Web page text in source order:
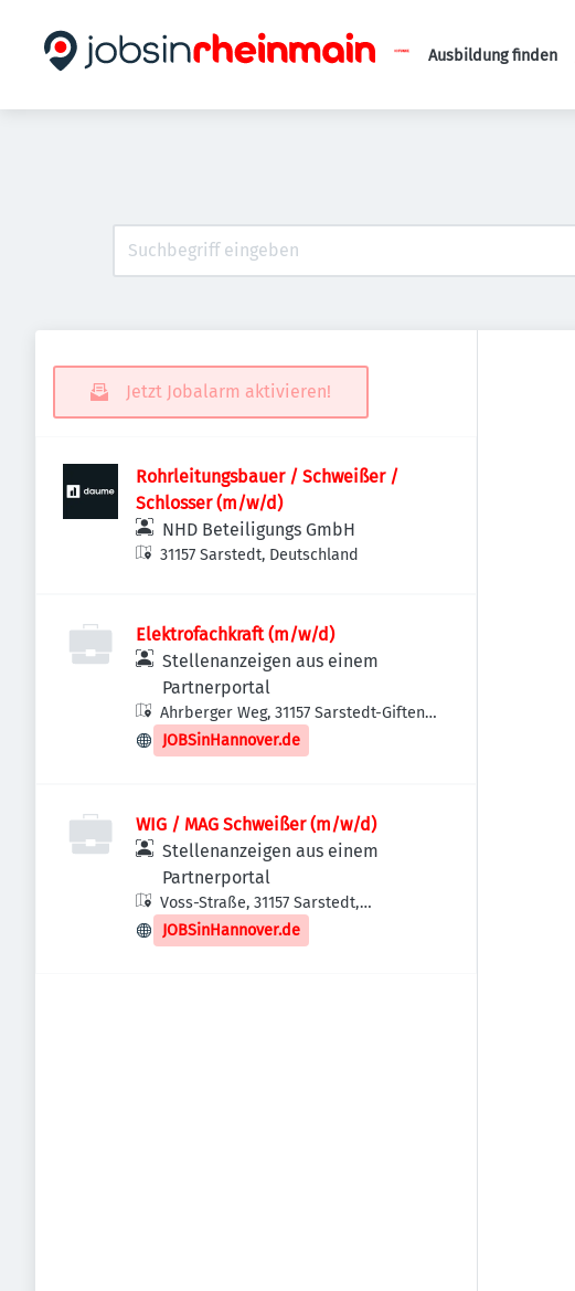
Ausbildung finden
Jetzt Jobalarm aktivieren!
Rohrleitungsbauer / Schweißer /
Schlosser (m/w/d)
NHD Beteiligungs GmbH
31157 Sarstedt, Deutschland
Elektrofachkraft (m/w/d)
Stellenanzeigen aus einem
Partnerportal
Ahrberger Weg, 31157 Sarstedt-Giften,
Deutschland
JOBSinHannover.de
WIG / MAG Schweißer (m/w/d)
Stellenanzeigen aus einem
Partnerportal
Voss-Straße, 31157 Sarstedt,
Deutschland
JOBSinHannover.de